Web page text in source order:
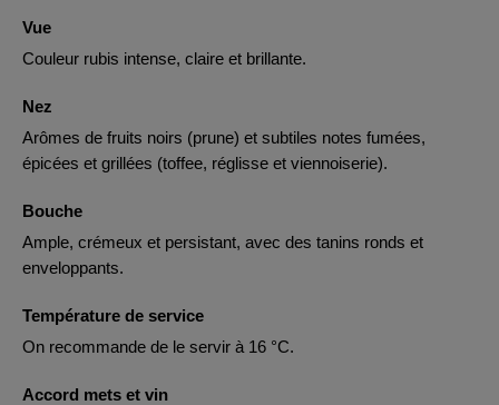
Vue
Couleur rubis intense, claire et brillante.
Nez
Arômes de fruits noirs (prune) et subtiles notes fumées,
épicées et grillées (toffee, réglisse et viennoiserie).
Bouche
Ample, crémeux et persistant, avec des tanins ronds et
enveloppants.
Température de service
On recommande de le servir à 16 °C.
Accord mets et vin